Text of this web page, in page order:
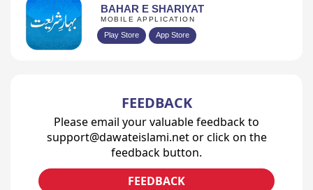
BAHAR E SHARIYAT
MOBILE APPLICATION
Play Store App Store
FEEDBACK
Please email your valuable feedback to
support@dawateislami.net or click on the
feedback button.
FEEDBACK